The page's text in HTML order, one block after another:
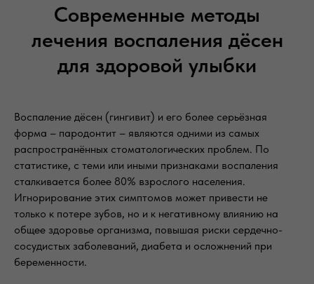
Современные методы
лечения воспаления дёсен
для здоровой улыбки
Воспаление дёсен (гингивит) и его более серьёзная
форма – пародонтит – являются одними из самых
распространённых стоматологических проблем. По
статистике, с теми или иными признаками воспаления
сталкивается более 80% взрослого населения.
Игнорирование этих симптомов может привести не
только к потере зубов, но и к негативному влиянию на
общее здоровье организма, повышая риски сердечно-
сосудистых заболеваний, диабета и осложнений при
беременности.